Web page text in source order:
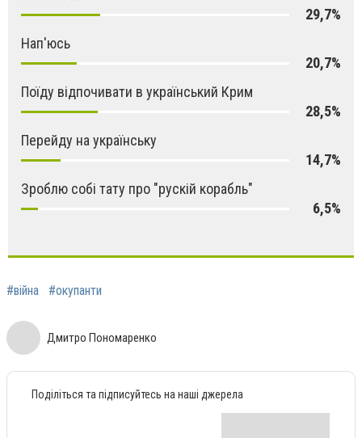
29,7%
Нап'юсь
20,7%
Поїду відпочивати в український Крим
28,5%
Перейду на українську
14,7%
Зроблю собі тату про "рускій корабль"
6,5%
#війна #окупанти
Дмитро Пономаренко
Поділіться та підписуйтесь на наші джерела